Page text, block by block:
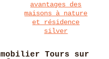
avantages des
maisons à nature
et résidence
silver
Tours sur